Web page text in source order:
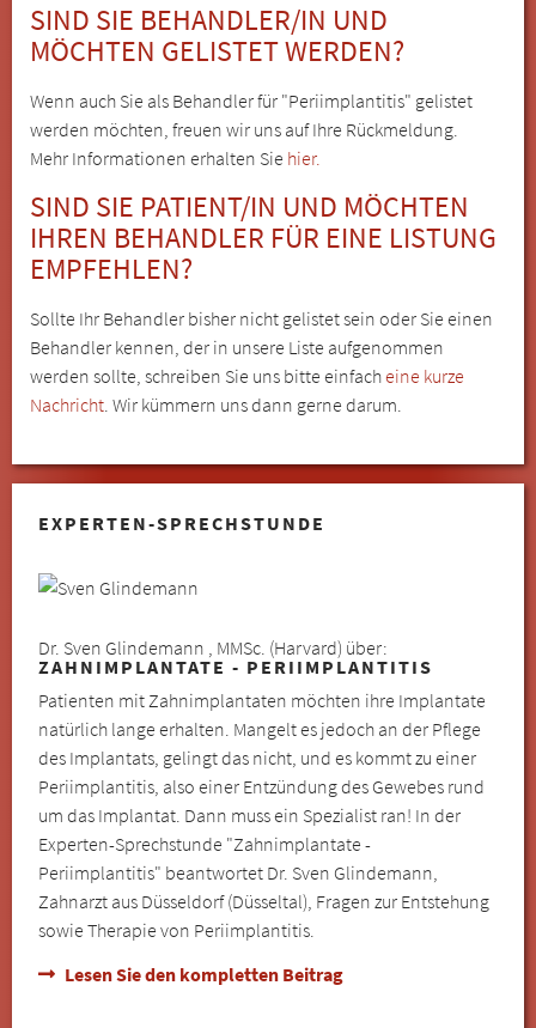
SIND SIE BEHANDLER/IN UND
MÖCHTEN GELISTET WERDEN?
Wenn auch Sie als Behandler für "Periimplantitis" gelistet
werden möchten, freuen wir uns auf Ihre Rückmeldung.
Mehr Informationen erhalten Sie hier.
SIND SIE PATIENT/IN UND MÖCHTEN
IHREN BEHANDLER FÜR EINE LISTUNG
EMPFEHLEN?
Sollte Ihr Behandler bisher nicht gelistet sein oder Sie einen
Behandler kennen, der in unsere Liste aufgenommen
werden sollte, schreiben Sie uns bitte einfacheine kurze
Nachricht. Wir kümmern uns dann gerne darum.
EXPERTEN-SPRECHSTUNDE
Dr. Sven Glindemann , MMSc. (Harvard) über:
ZAHNIMPLANTATE - PERIIMPLANTITIS
Patienten mit Zahnimplantaten möchten ihre Implantate
natürlich lange erhalten. Mangelt es jedoch an der Pflege
des Implantats, gelingt das nicht, und es kommt zu einer
Periimplantitis, also einer Entzündung des Gewebes rund
um das Implantat. Dann muss ein Spezialist ran! In der
Experten-Sprechstunde "Zahnimplantate -
Periimplantitis" beantwortet Dr. Sven Glindemann,
Zahnarzt aus Düsseldorf (Düsseltal), Fragen zur Entstehung
sowie Therapie von Periimplantitis.
Lesen Sie den kompletten Beitrag